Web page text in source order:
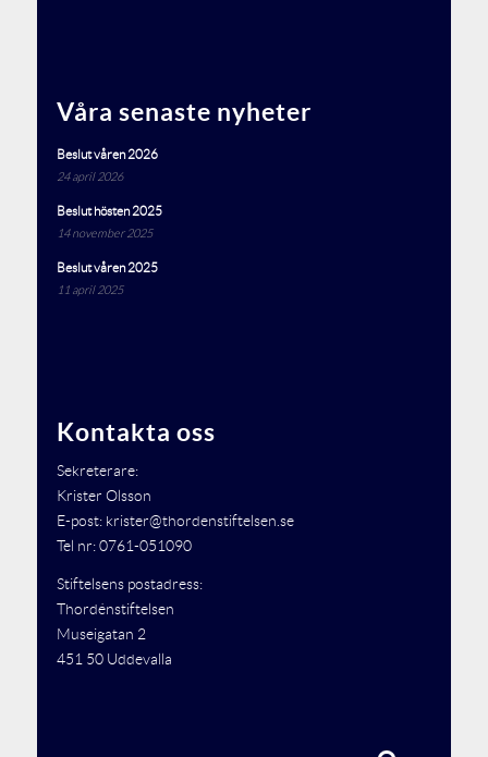
Våra senaste nyheter
Beslut våren 2026
24 april 2026
Beslut hösten 2025
14 november 2025
Beslut våren 2025
11 april 2025
Kontakta oss
Sekreterare:
Krister Olsson
E-post: krister@thordenstiftelsen.se
Tel nr: 0761-051090
Stiftelsens postadress:
Thordénstiftelsen
Museigatan 2
451 50 Uddevalla